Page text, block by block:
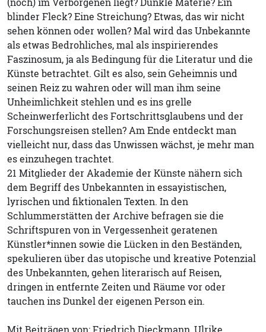
blinder Fleck? Eine Streichung? Etwas, das wir nicht
sehen können oder wollen? Mal wird das Unbekannte
als etwas Bedrohliches, mal als inspirierendes
Faszinosum, ja als Bedingung für die Literatur und die
Künste betrachtet. Gilt es also, sein Geheimnis und
seinen Reiz zu wahren oder will man ihm seine
Unheimlichkeit stehlen und es ins grelle
Scheinwerferlicht des Fortschrittsglaubens und der
Forschungsreisen stellen? Am Ende entdeckt man
vielleicht nur, dass das Unwissen wächst, je mehr man
es einzuhegen trachtet.
21 Mitglieder der Akademie der Künste nähern sich
dem Begriff des Unbekannten in essayistischen,
lyrischen und fiktionalen Texten. In den
Schlummerstätten der Archive befragen sie die
Schriftspuren von in Vergessenheit geratenen
Künstler*innen sowie die Lücken in den Beständen,
spekulieren über das utopische und kreative Potenzial
des Unbekannten, gehen literarisch auf Reisen,
dringen in entfernte Zeiten und Räume vor oder
tauchen ins Dunkel der eigenen Person ein.